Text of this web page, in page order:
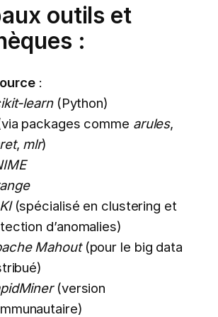
outils et
:
:
learn(Python)
packages comme arules,
, mlr)
(spécialisé en clustering et
d’anomalies)
Mahout(pour le big data
(version